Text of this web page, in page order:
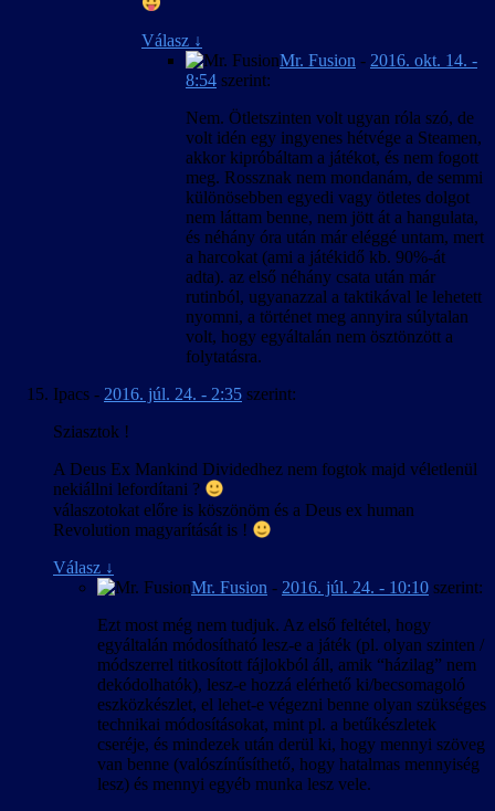
Válasz ↓
Mr. Fusion - 2016. okt. 14. -
8:54 szerint:
Nem. Ötletszinten volt ugyan róla szó, de
volt idén egy ingyenes hétvége a Steamen,
akkor kipróbáltam a játékot, és nem fogott
meg. Rossznak nem mondanám, de semmi
különösebben egyedi vagy ötletes dolgot
nem láttam benne, nem jött át a hangulata,
és néhány óra után már eléggé untam, mert
a harcokat (ami a játékidő kb. 90%-át
adta). az első néhány csata után már
rutinból, ugyanazzal a taktikával le lehetett
nyomni, a történet meg annyira súlytalan
volt, hogy egyáltalán nem ösztönzött a
folytatásra.
Ipacs - 2016. júl. 24. - 2:35 szerint:
Sziasztok !
A Deus Ex Mankind Dividedhez nem fogtok majd véletlenül
nekiállni lefordítani ?
válaszotokat előre is köszönöm és a Deus ex human
Revolution magyarítását is !
Válasz ↓
Mr. Fusion - 2016. júl. 24. - 10:10 szerint:
Ezt most még nem tudjuk. Az első feltétel, hogy
egyáltalán módosítható lesz-e a játék (pl. olyan szinten /
módszerrel titkosított fájlokból áll, amik “házilag” nem
dekódolhatók), lesz-e hozzá elérhető ki/becsomagoló
eszközkészlet, el lehet-e végezni benne olyan szükséges
technikai módosításokat, mint pl. a betűkészletek
cseréje, és mindezek után derül ki, hogy mennyi szöveg
van benne (valószínűsíthető, hogy hatalmas mennyiség
lesz) és mennyi egyéb munka lesz vele.